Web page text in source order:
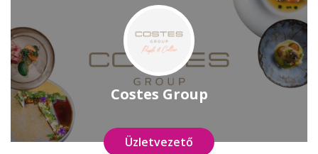
Costes Group
Üzletvezető